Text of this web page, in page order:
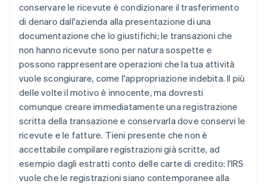
conservare le ricevute è condizionare il trasferimento
di denaro dall'azienda alla presentazione di una
documentazione che lo giustifichi; le transazioni che
non hanno ricevute sono per natura sospette e
possono rappresentare operazioni che la tua attività
vuole scongiurare, come l'appropriazione indebita. Il più
delle volte il motivo è innocente, ma dovresti
comunque creare immediatamente una registrazione
scritta della transazione e conservarla dove conservi le
ricevute e le fatture. Tieni presente che non è
accettabile compilare registrazioni già scritte, ad
esempio dagli estratti conto delle carte di credito: l'IRS
vuole che le registrazioni siano contemporanee alla